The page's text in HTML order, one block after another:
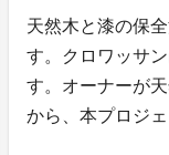
天然木と漆の保
す。クロワッサ
す。オーナーが
から、本プロジ